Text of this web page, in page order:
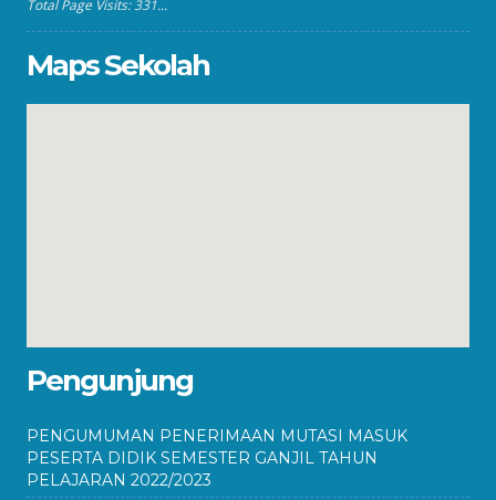
Total Page Visits: 331...
Maps Sekolah
Pengunjung
PENGUMUMAN PENERIMAAN MUTASI MASUK
PESERTA DIDIK SEMESTER GANJIL TAHUN
PELAJARAN 2022/2023